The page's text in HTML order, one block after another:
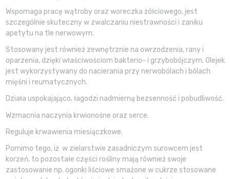
Wspomaga pracę wątroby oraz woreczka żółciowego, jest
szczególnie skuteczny w zwalczaniu niestrawności i zaniku
apetytu na tle nerwowym.
Stosowany jest również zewnętrznie na owrzodzenia, rany i
oparzenia, dzięki właściwościom bakterio- i grzybobójczym. Olejek
jest wykorzystywany do nacierania przy nerwobólach i bólach
mięśni i reumatycznych.
Działa uspokajająco, łagodzi nadmierną bezsenność i pobudliwość.
Wzmacnia naczynia krwionośne oraz serce.
Reguluje krwawienia miesiączkowe.
Pomimo tego, iż w zielarstwie zasadniczym surowcem jest
korzeń, to pozostałe części rośliny mają również swoje
zastosowanie np. ogonki liściowe smażone w cukrze stosowane